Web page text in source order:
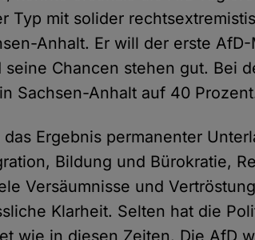
Typ mit solider
Anhalt. Er will der erste
Chancen stehen gut. Bei
Sachsen-Anhalt auf 40
Ergebnis permanenter
Bildung und Bürokratie,
Versäumnisse und
Klarheit. Selten hat die